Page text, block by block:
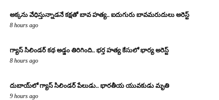
అక్కను వేధిస్తున్నాడనే కక్షతో బావ హత్య.. ఐదుగురు బావమరుదులు అరెస్ట్
8 hours ago
గ్యాస్ సిలిండర్ కథ అడ్డం తిరిగింది.. భర్త హత్య కేసులో భార్య అరెస్ట్
8 hours ago
దుబాయ్‌లో గ్యాస్ సిలిండర్ పేలుడు.. భారతీయ యువకుడు మృతి
9 hours ago